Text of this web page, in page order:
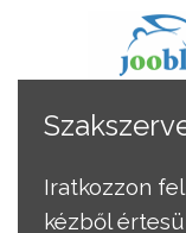
Iratkozzon
kézből